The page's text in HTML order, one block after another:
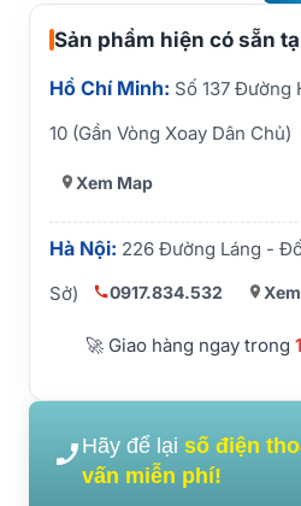
Sản phẩm hiện có sẵn
Hồ Chí Minh: Số 137 Đường
10 (Gần Vòng Xoay Dân Chủ)
Xem Map
Hà Nội: 226 Đường Láng -
Sở)
0917.834.532
🚀 Giao hàng ngay trong
Hãy để lại số điện
vấn miễn phí!